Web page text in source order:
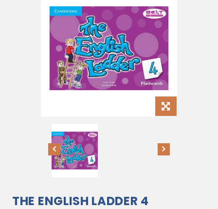
THE ENGLISH LADDER 4